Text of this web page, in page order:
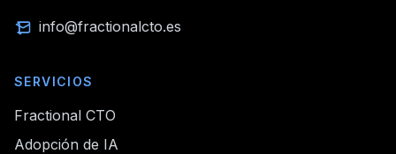
info@fractionalcto.es
SERVICIOS
Fractional CTO
Adopción de IA